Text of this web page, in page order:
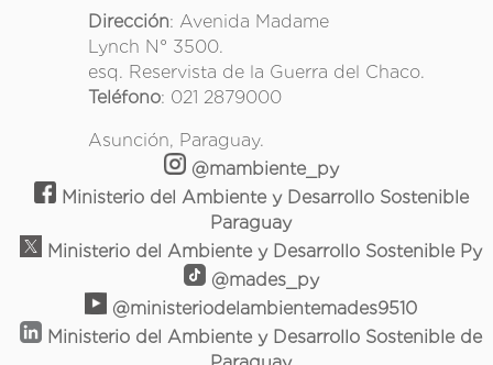
Dirección: Avenida Madame
Lynch N° 3500.
esq. Reservista de la Guerra del Chaco.
Teléfono: 021 2879000
Asunción, Paraguay.
@mambiente_py
Ministerio del Ambiente y Desarrollo Sostenible
Paraguay
Ministerio del Ambiente y Desarrollo Sostenible Py
@mades_py
@ministeriodelambientemades9510
Ministerio del Ambiente y Desarrollo Sostenible de